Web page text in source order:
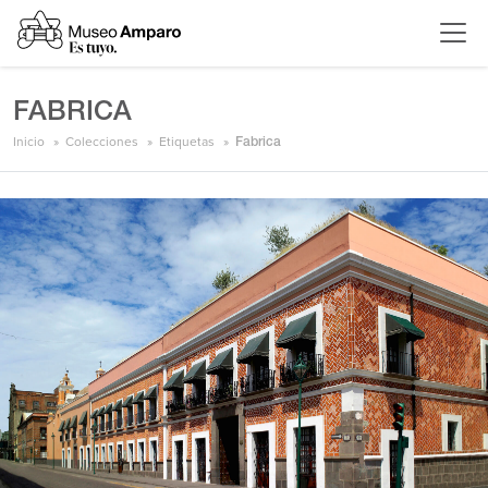
FABRICA
Inicio Colecciones Etiquetas Fabrica